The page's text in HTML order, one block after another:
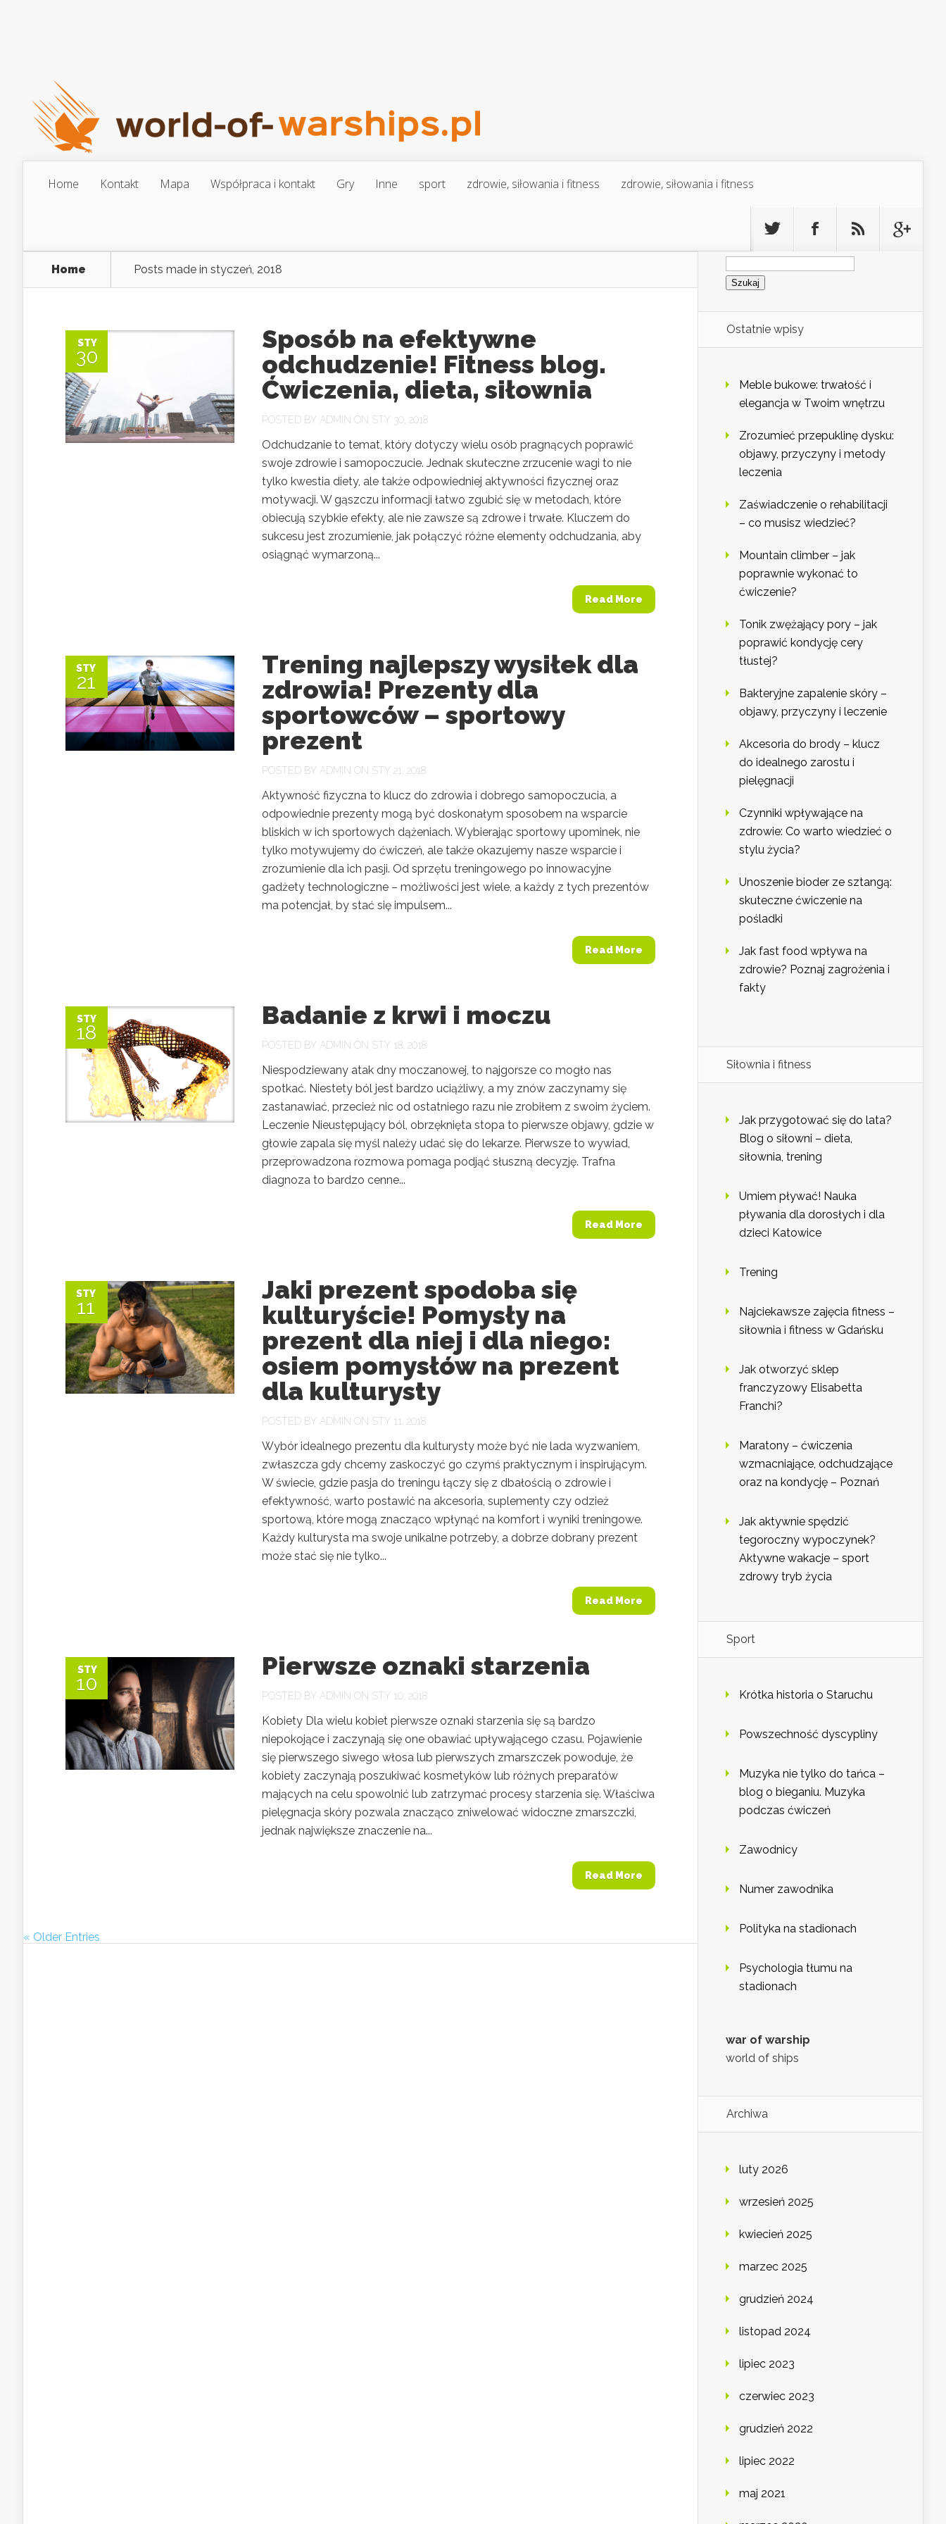
Home Kontakt Mapa Współpraca i kontakt Gry Inne sport zdrowie, siłowania i fitness zdrowie, siłowania i fitness
Home Posts made in styczeń, 2018
STY
30
Sposób na efektywne
odchudzenie! Fitness blog.
Ćwiczenia, dieta, siłownia
POSTED BY ADMIN ON STY 30, 2018
Odchudzanie to temat, który dotyczy wielu osób pragnących poprawić
swoje zdrowie i samopoczucie. Jednak skuteczne zrzucenie wagi to nie
tylko kwestia diety, ale także odpowiedniej aktywności fizycznej oraz
motywacji. W gąszczu informacji łatwo zgubić się w metodach, które
obiecują szybkie efekty, ale nie zawsze są zdrowe i trwałe. Kluczem do
sukcesu jest zrozumienie, jak połączyć różne elementy odchudzania, aby
osiągnąć wymarzoną...
Read More
STY
21
Trening najlepszy wysiłek dla
zdrowia! Prezenty dla
sportowców – sportowy
prezent
POSTED BY ADMIN ON STY 21, 2018
Aktywność fizyczna to klucz do zdrowia i dobrego samopoczucia, a
odpowiednie prezenty mogą być doskonałym sposobem na wsparcie
bliskich w ich sportowych dążeniach. Wybierając sportowy upominek, nie
tylko motywujemy do ćwiczeń, ale także okazujemy nasze wsparcie i
zrozumienie dla ich pasji. Od sprzętu treningowego po innowacyjne
gadżety technologiczne – możliwości jest wiele, a każdy z tych prezentów
ma potencjał, by stać się impulsem...
Read More
STY
18
Badanie z krwi i moczu
POSTED BY ADMIN ON STY 18, 2018
Niespodziewany atak dny moczanowej, to najgorsze co mogło nas
spotkać. Niestety ból jest bardzo uciążliwy, a my znów zaczynamy się
zastanawiać, przecież nic od ostatniego razu nie zrobiłem z swoim życiem.
Leczenie Nieustępujący ból, obrzęknięta stopa to pierwsze objawy, gdzie w
głowie zapala się myśl należy udać się do lekarze. Pierwsze to wywiad,
przeprowadzona rozmowa pomaga podjąć słuszną decyzję. Trafna
diagnoza to bardzo cenne...
Read More
STY
11
Jaki prezent spodoba się
kulturyście! Pomysły na
prezent dla niej i dla niego:
osiem pomysłów na prezent
dla kulturysty
POSTED BY ADMIN ON STY 11, 2018
Wybór idealnego prezentu dla kulturysty może być nie lada wyzwaniem,
zwłaszcza gdy chcemy zaskoczyć go czymś praktycznym i inspirującym.
W świecie, gdzie pasja do treningu łączy się z dbałością o zdrowie i
efektywność, warto postawić na akcesoria, suplementy czy odzież
sportową, które mogą znacząco wpłynąć na komfort i wyniki treningowe.
Każdy kulturysta ma swoje unikalne potrzeby, a dobrze dobrany prezent
może stać się nie tylko...
Read More
STY
10
Pierwsze oznaki starzenia
POSTED BY ADMIN ON STY 10, 2018
Kobiety Dla wielu kobiet pierwsze oznaki starzenia się są bardzo
niepokojące i zaczynają się one obawiać upływającego czasu. Pojawienie
się pierwszego siwego włosa lub pierwszych zmarszczek powoduje, że
kobiety zaczynają poszukiwać kosmetyków lub różnych preparatów
mających na celu spowolnić lub zatrzymać procesy starzenia się. Właściwa
pielęgnacja skóry pozwala znacząco zniwelować widoczne zmarszczki,
jednak największe znaczenie na...
Read More
« Older Entries
Szukaj:
Ostatnie wpisy
Meble bukowe: trwałość i
elegancja w Twoim wnętrzu
Zrozumieć przepuklinę dysku:
objawy, przyczyny i metody
leczenia
Zaświadczenie o rehabilitacji
– co musisz wiedzieć?
Mountain climber – jak
poprawnie wykonać to
ćwiczenie?
Tonik zwężający pory – jak
poprawić kondycję cery
tłustej?
Bakteryjne zapalenie skóry –
objawy, przyczyny i leczenie
Akcesoria do brody – klucz
do idealnego zarostu i
pielęgnacji
Czynniki wpływające na
zdrowie: Co warto wiedzieć o
stylu życia?
Unoszenie bioder ze sztangą:
skuteczne ćwiczenie na
pośladki
Jak fast food wpływa na
zdrowie? Poznaj zagrożenia i
fakty
Siłownia i fitness
Jak przygotować się do lata?
Blog o siłowni – dieta,
siłownia, trening
Umiem pływać! Nauka
pływania dla dorosłych i dla
dzieci Katowice
Trening
Najciekawsze zajęcia fitness –
siłownia i fitness w Gdańsku
Jak otworzyć sklep
franczyzowy Elisabetta
Franchi?
Maratony – ćwiczenia
wzmacniające, odchudzające
oraz na kondycję – Poznań
Jak aktywnie spędzić
tegoroczny wypoczynek?
Aktywne wakacje – sport
zdrowy tryb życia
Sport
Krótka historia o Staruchu
Powszechność dyscypliny
Muzyka nie tylko do tańca –
blog o bieganiu. Muzyka
podczas ćwiczeń
Zawodnicy
Numer zawodnika
Polityka na stadionach
Psychologia tłumu na
stadionach
war of warship
world of ships
Archiwa
luty 2026
wrzesień 2025
kwiecień 2025
marzec 2025
grudzień 2024
listopad 2024
lipiec 2023
czerwiec 2023
grudzień 2022
lipiec 2022
maj 2021